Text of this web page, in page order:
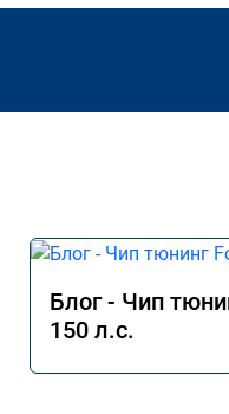
Блог - Чип
150 л.с.